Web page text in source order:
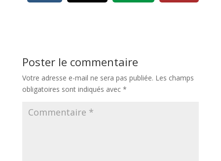
Poster le commentaire
Votre adresse e-mail ne sera pas publiée. Les champs
obligatoires sont indiqués avec *